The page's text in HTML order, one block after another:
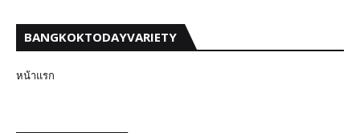
BANGKOKTODAYVARIETY
หน้าแรก